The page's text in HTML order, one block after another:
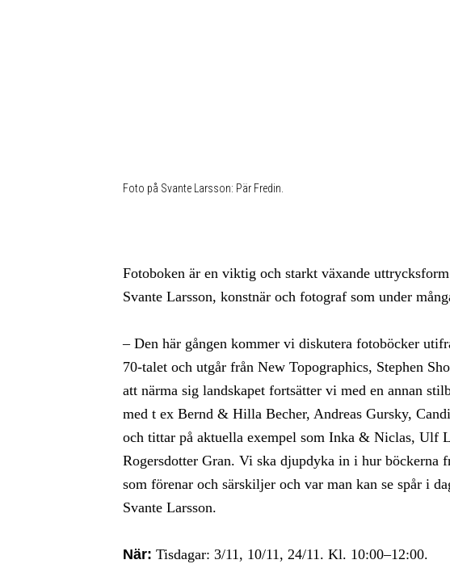
Foto på Svante Larsson: Pär Fredin.
Fotoboken är en viktig och starkt växande
Svante Larsson, konstnär och fotograf som under
– Den här gången kommer vi diskutera fotoböcker
70-talet och utgår från New Topographics, Stephen
att närma sig landskapet fortsätter vi med en annan
med t ex Bernd & Hilla Becher, Andreas Gursky,
och tittar på aktuella exempel som Inka & Niclas, Ulf
Rogersdotter Gran. Vi ska djupdyka in i hur böckerna
som förenar och särskiljer och var man kan se spår i
Svante Larsson.
När: Tisdagar: 3/11, 10/11, 24/11. Kl. 10:00­–12:00.